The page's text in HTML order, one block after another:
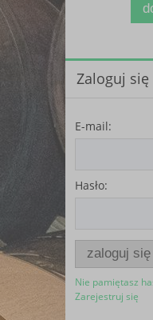
Zaloguj się
E-mail:
Hasło:
zaloguj się
Nie pamiętasz
Zarejestruj się